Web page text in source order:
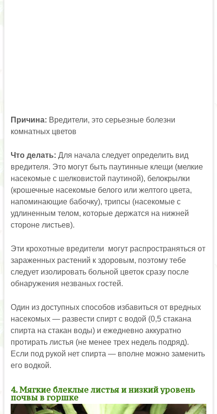
Причина: Вредители, это серьезные болезни
комнатных цветов
Что делать: Для начала следует определить вид
вредителя. Это могут быть паутинные клещи (мелкие
насекомые с шелковистой паутиной), белокрылки
(крошечные насекомые белого или желтого цвета,
напоминающие бабочку), трипсы (насекомые с
удлиненным телом, которые держатся на нижней
стороне листьев).
Эти крохотные вредители могут распространяться от
зараженных растений к здоровым, поэтому тебе
следует изолировать больной цветок сразу после
обнаружения незваных гостей.
Один из доступных способов избавиться от вредных
насекомых — развести спирт с водой (0,5 стакана
спирта на стакан воды) и ежедневно аккуратно
протирать листья (не менее трех недель подряд).
Если под рукой нет спирта — вполне можно заменить
его водкой.
4. Мягкие блеклые листья и низкий уровень
почвы в горшке